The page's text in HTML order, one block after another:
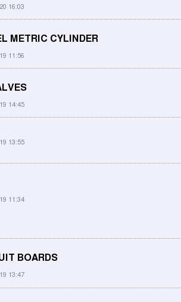
16:03
METRIC CYLINDER
11:56
14:45
13:55
11:34
BOARDS
13:47